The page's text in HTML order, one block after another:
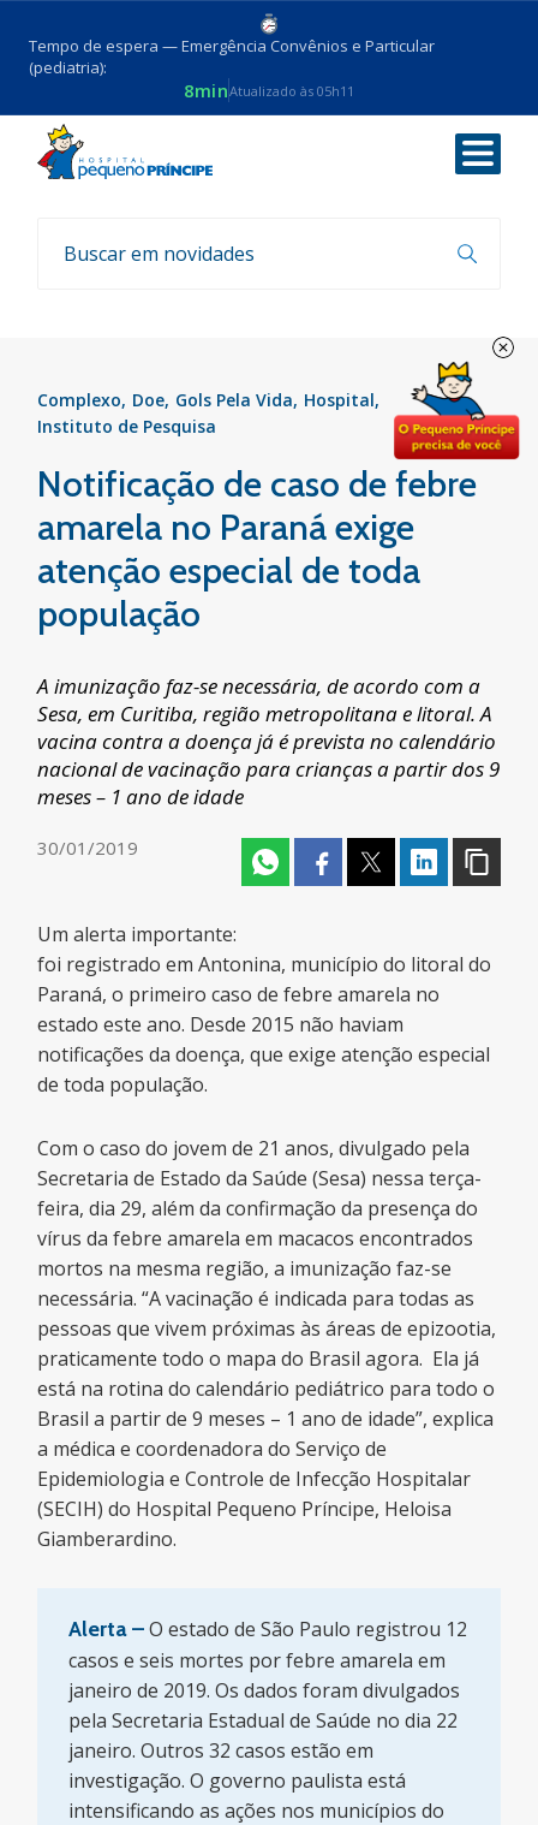
Tempo de espera — Emergência Convênios e Particular
(pediatria):
8minAtualizado às 05h11
Voltar
Notícias
Complexo Doe Gols Pela Vida Hospital
Instituto de Pesquisa
Notificação de caso de febre
amarela no Paraná exige
atenção especial de toda
população
A imunização faz-se necessária, de acordo com a
Sesa, em Curitiba, região metropolitana e litoral. A
vacina contra a doença já é prevista no calendário
nacional de vacinação para crianças a partir dos 9
meses – 1 ano de idade
30/01/2019
Um alerta importante:
foi registrado em Antonina, município do litoral do
Paraná, o primeiro caso de febre amarela no
estado este ano. Desde 2015 não haviam
notificações da doença, que exige atenção especial
de toda população.
Com o caso do jovem de 21 anos, divulgado pela
Secretaria de Estado da Saúde (Sesa) nessa terça-
feira, dia 29, além da confirmação da presença do
vírus da febre amarela em macacos encontrados
mortos na mesma região, a imunização faz-se
necessária. “A vacinação é indicada para todas as
pessoas que vivem próximas às áreas de epizootia,
praticamente todo o mapa do Brasil agora. Ela já
está na rotina do calendário pediátrico para todo o
Brasil a partir de 9 meses – 1 ano de idade”, explica
a médica e coordenadora do Serviço de
Epidemiologia e Controle de Infecção Hospitalar
(SECIH) do Hospital Pequeno Príncipe, Heloisa
Giamberardino.
Alerta –O estado de São Paulo registrou 12
casos e seis mortes por febre amarela em
janeiro de 2019. Os dados foram divulgados
pela Secretaria Estadual de Saúde no dia 22
janeiro. Outros 32 casos estão em
investigação. O governo paulista está
intensificando as ações nos municípios do